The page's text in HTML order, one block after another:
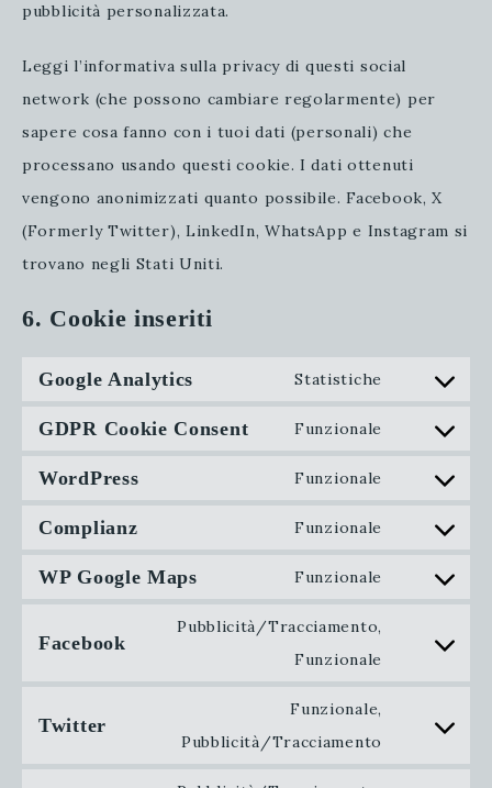
pubblicità personalizzata.
Leggi l’informativa sulla privacy di questi social
network (che possono cambiare regolarmente) per
sapere cosa fanno con i tuoi dati (personali) che
processano usando questi cookie. I dati ottenuti
vengono anonimizzati quanto possibile. Facebook, X
(Formerly Twitter), LinkedIn, WhatsApp e Instagram si
trovano negli Stati Uniti.
6. Cookie inseriti
Google Analytics Statistiche
Consent
google-
analytics
GDPR Cookie Consent Funzionale
Consent
gdpr-
cookie-
WordPress Funzionale
Consent
wordpress
Complianz Funzionale
Consent
complianz
WP Google Maps Funzionale
Consent
service
google-
Facebook
Pubblicità/Tracciamento,
Funzionale
Consent
service
Twitter
Funzionale,
Pubblicità/Tracciamento
Consent